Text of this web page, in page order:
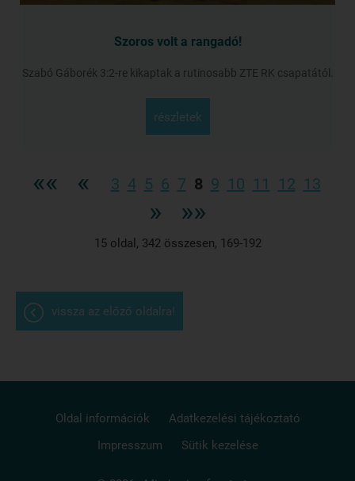
Szoros volt a rangadó!
Szabó Gáborék 3:2-re kikaptak a rutinosabb ZTE RK csapatától.
részletek
«« « 3 4 5 6 7 8 9 10 11 12 13
» »»
15 oldal, 342 összesen, 169-192
vissza az előző oldalra!
Oldal információk
Adatkezelési tájékoztató
Impresszum
Sütik kezelése